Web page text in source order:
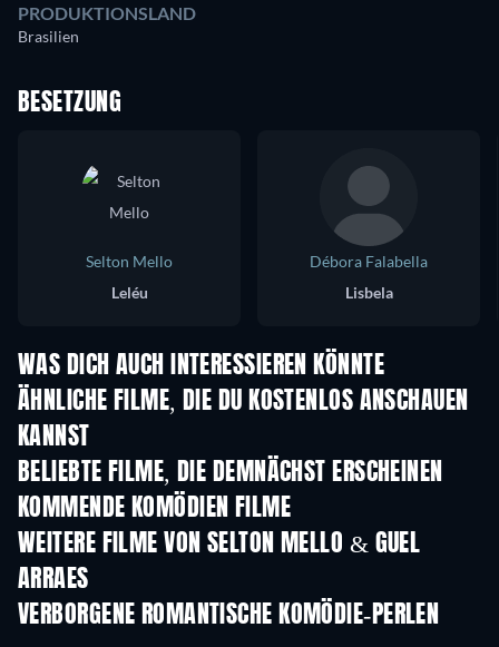
PRODUKTIONSLAND
Brasilien
BESETZUNG
Selton Mello
Leléu
Débora Falabella
Lisbela
WAS DICH AUCH INTERESSIEREN KÖNNTE
ÄHNLICHE FILME, DIE DU KOSTENLOS ANSCHAUEN
KANNST
BELIEBTE FILME, DIE DEMNÄCHST ERSCHEINEN
KOMMENDE KOMÖDIEN FILME
WEITERE FILME VON SELTON MELLO & GUEL
ARRAES
VERBORGENE ROMANTISCHE KOMÖDIE-PERLEN